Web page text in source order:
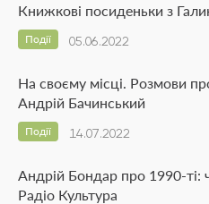
Книжкові посиденьки з
05.06.2022
Події
На своєму місці. Розмови
Андрій Бачинський
14.07.2022
Події
Андрій Бондар про 1990-ті:
Радіо Культура